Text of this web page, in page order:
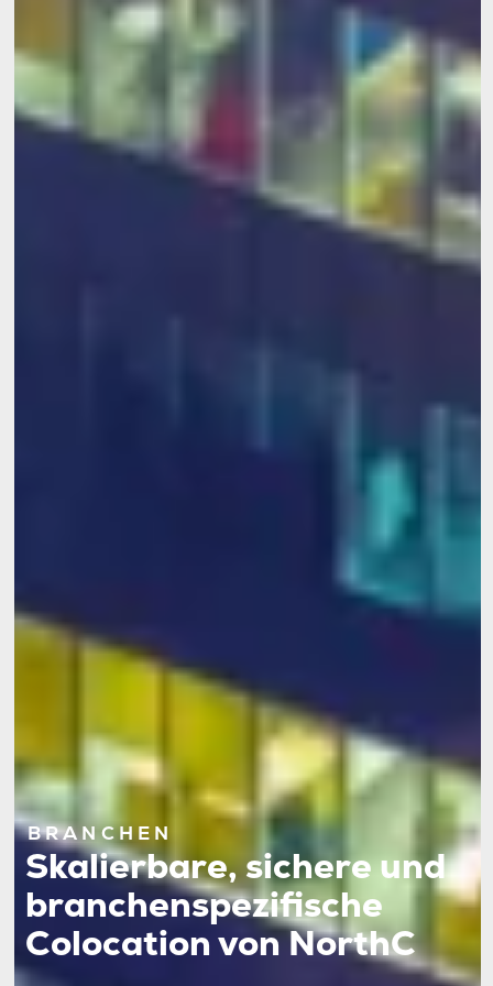
BRANCHEN
Skalierbare, sichere und
branchenspezifische
Colocation von NorthC